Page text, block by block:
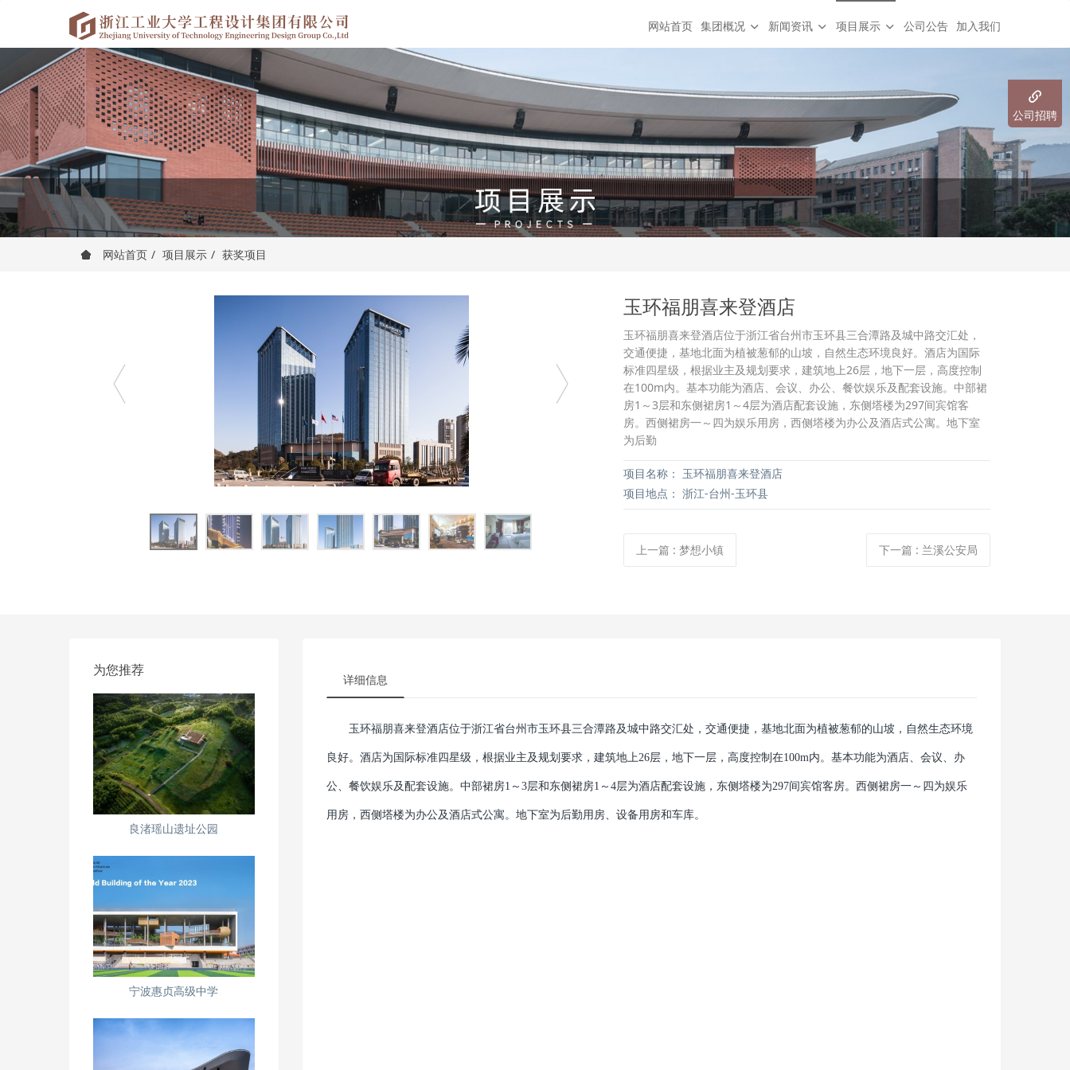
网站首页 集团概况 新闻资讯 项目展示 公司公告 加入我们
网站首页 项目展示 获奖项目
玉环福朋喜来登酒店
玉环福朋喜来登酒店位于浙江省台州市玉环县三合潭路及城中路交汇处，
交通便捷，基地北面为植被葱郁的山坡，自然生态环境良好。酒店为国际
标准四星级，根据业主及规划要求，建筑地上26层，地下一层，高度控制
在100m内。基本功能为酒店、会议、办公、餐饮娱乐及配套设施。中部裙
房1～3层和东侧裙房1～4层为酒店配套设施，东侧塔楼为297间宾馆客
房。西侧裙房一～四为娱乐用房，西侧塔楼为办公及酒店式公寓。地下室
为后勤
项目名称： 玉环福朋喜来登酒店
项目地点： 浙江-台州-玉环县
上一篇 : 梦想小镇 下一篇 : 兰溪公安局
详细信息
玉环福朋喜来登酒店位于浙江省台州市玉环县三合潭路及城中路交汇处，交通便捷，基地北面为植被葱郁的山坡，自然生态环境
良好。酒店为国际标准四星级，根据业主及规划要求，建筑地上26层，地下一层，高度控制在100m内。基本功能为酒店、会议、办
公、餐饮娱乐及配套设施。中部裙房1～3层和东侧裙房1～4层为酒店配套设施，东侧塔楼为297间宾馆客房。西侧裙房一～四为娱乐
用房，西侧塔楼为办公及酒店式公寓。地下室为后勤用房、设备用房和车库。
为您推荐
良渚瑶山遗址公园
宁波惠贞高级中学
公司招聘